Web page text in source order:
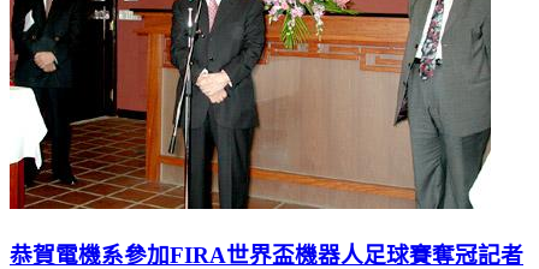
恭賀電機系參加FIRA世界盃機器人足球賽奪冠記者